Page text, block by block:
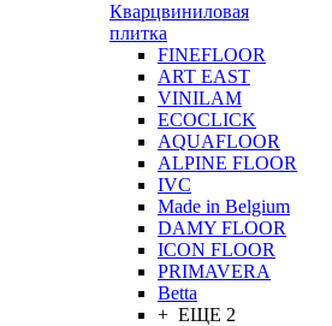
Кварцвиниловая
плитка
FINEFLOOR
ART EAST
VINILAM
ECOCLICK
AQUAFLOOR
ALPINE FLOOR
IVC
Made in Belgium
DAMY FLOOR
ICON FLOOR
PRIMAVERA
Betta
+ ЕЩЕ 2